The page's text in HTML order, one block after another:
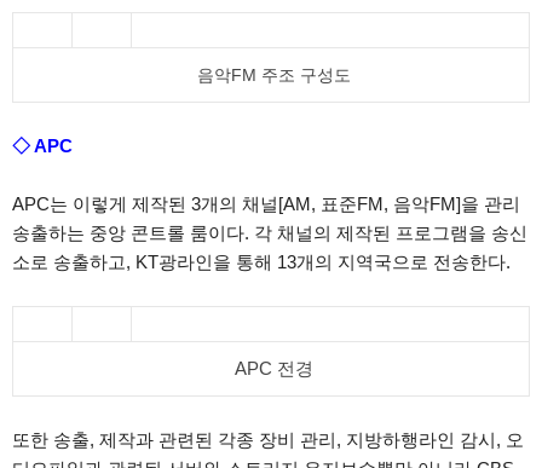
음악FM 주조 구성도
◇APC
APC는 이렇게 제작된 3개의 채널[AM, 표준FM, 음악FM]을 관리
송출하는 중앙 콘트롤 룸이다. 각 채널의 제작된 프로그램을 송신
소로 송출하고, KT광라인을 통해 13개의 지역국으로 전송한다.
APC 전경
또한 송출, 제작과 관련된 각종 장비 관리, 지방하행라인 감시, 오